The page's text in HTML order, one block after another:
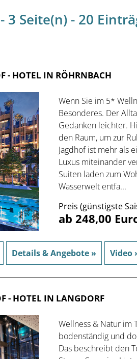
Seite(n) - 20
- HOTEL IN RÖHRNBACH
Wenn Sie im 5*
Besonderes. Der
Gedanken leichter.
den Raum, um zur
Jagdhof ist mehr als
Luxus miteinander
Suiten laden zum
Wasserwelt entfa...
Preis (günstigste
ab 248,00
Details & Angebote » Video
- HOTEL IN LANGDORF
Wellness & Natur im
bodenständig und
Das beschreibt den